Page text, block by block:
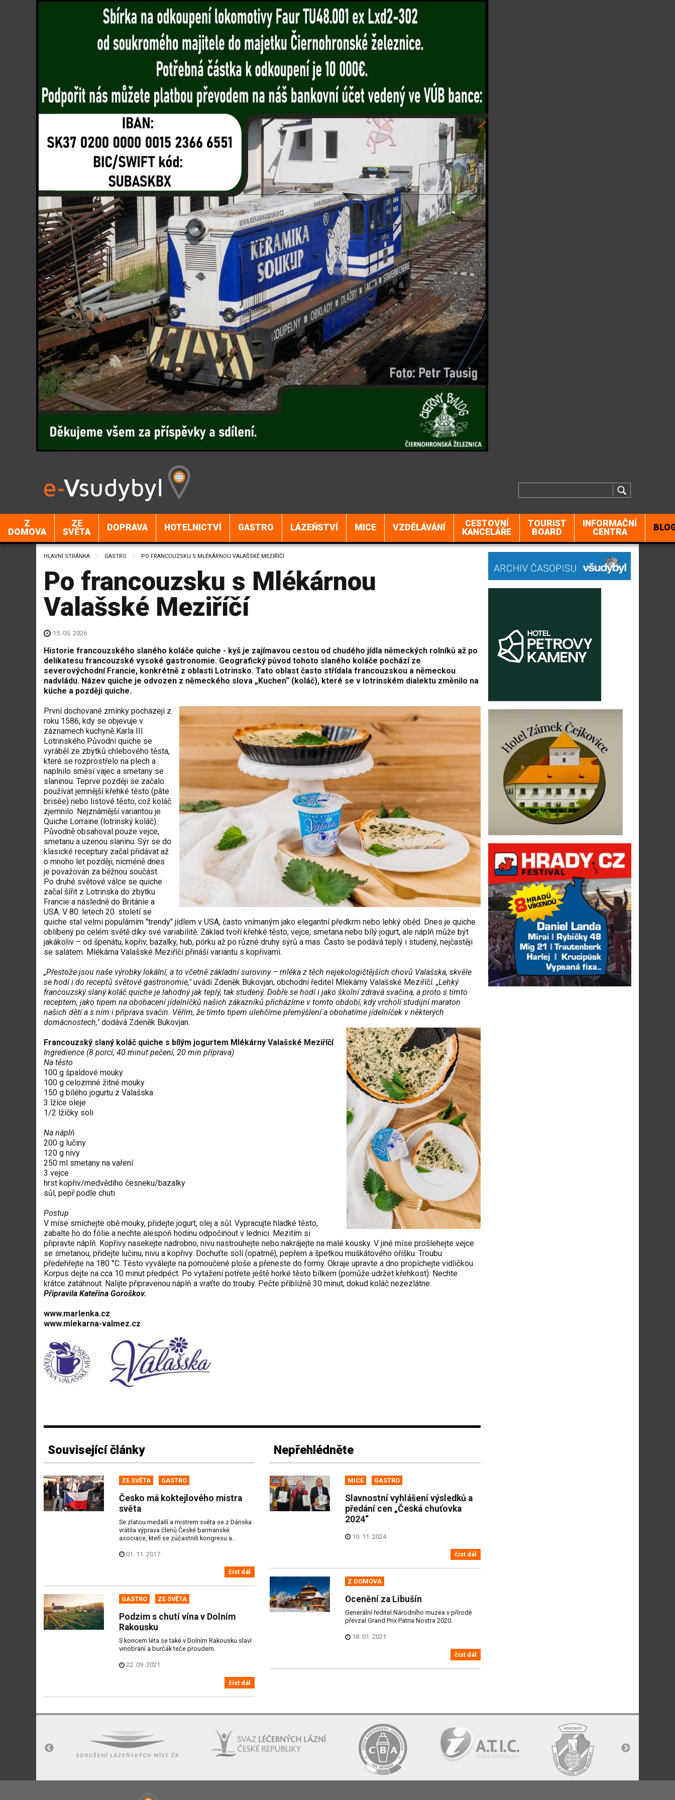
Z
DOMOVA
ZE
SVĚTA
DOPRAVA HOTELNICTVÍ GASTRO LÁZEŇSTVÍ MICE VZDĚLÁVÁNÍ
CESTOVNÍ
KANCELÁŘE
TOURIST
BOARD
INFORMAČNÍ
CENTRA
HLAVNÍ STRÁNKA GASTRO CURRENT:
PO FRANCOUZSKU S MLÉKÁRNOU VALAŠSKÉ MEZIŘÍČÍ
Po francouzsku s Mlékárnou
Valašské Meziříčí
15. 05. 2026
Historie francouzského slaného koláče quiche - kyš je zajímavou cestou od chudého jídla německých rolníků až po
delikatesu francouzské vysoké gastronomie. Geografický původ tohoto slaného koláče pochází ze
severovýchodní Francie, konkrétně z oblasti Lotrinsko. Tato oblast často střídala francouzskou a německou
nadvládu. Název quiche je odvozen z německého slova „Kuchen“ (koláč), které se v lotrinském dialektu změnilo na
küche a později quiche.
První dochované zmínky pocházejí z
roku 1586, kdy se objevuje v
záznamech kuchyně Karla III.
Lotrinského.Původní quiche se
vyráběl ze zbytků chlebového těsta,
které se rozprostřelo na plech a
naplnilo směsí vajec a smetany se
slaninou. Teprve později se začalo
používat jemnější křehké těsto (pâte
brisée) nebo listové těsto, což koláč
zjemnilo. Nejznámější variantou je
Quiche Lorraine (lotrinský koláč).
Původně obsahoval pouze vejce,
smetanu a uzenou slaninu. Sýr se do
klasické receptury začal přidávat až
o mnoho let později, nicméně dnes
je považován za běžnou součást.
Po druhé světové válce se quiche
začal šířit z Lotrinska do zbytku
Francie a následně do Británie a
USA. V 80. letech 20. století se
quiche stal velmi populárním "trendy" jídlem v USA, často vnímaným jako elegantní předkrm nebo lehký oběd. Dnes je quiche
oblíbený po celém světě díky své variabilitě. Základ tvoří křehké těsto, vejce, smetana nebo bílý jogurt, ale náplň může být
jakákoliv – od špenátu, kopřiv, bazalky, hub, pórku až po různé druhy sýrů a mas. Často se podává teplý i studený, nejčastěji
se salátem. Mlékárna Valašské Meziříčí přináší variantu s kopřivami.
„Přestože jsou naše výrobky lokální, a to včetně základní suroviny – mléka z těch nejekologičtějších chovů Valašska, skvěle
se hodí i do receptů světové gastronomie,"uvádí Zdeněk Bukovjan, obchodní ředitel Mlékárny Valašské Meziříčí. „Lehký
francouzský slaný koláč quiche je lahodný jak teplý, tak studený. Dobře se hodí i jako školní zdravá svačina, a proto s tímto
receptem, jako tipem na obohacení jídelníčků našich zákazníků přicházíme v tomto období, kdy vrcholí studijní maraton
našich dětí a s ním i příprava svačin. Věřím, že tímto tipem ulehčíme přemýšlení a obohatíme jídelníček v některých
domácnostech,"dodává Zdeněk Bukovjan.
Francouzský slaný koláč quiche s bílým jogurtem Mlékárny Valašské Meziříčí
Ingredience (8 porcí, 40 minut pečení, 20 min příprava)
Na těsto
100 g špaldové mouky
100 g celozrnné žitné mouky
150 g bílého jogurtu z Valašska
3 lžíce oleje
1/2 lžičky soli
Na náplň
200 g lučiny
120 g nivy
250 ml smetany na vaření
3 vejce
hrst kopřiv/medvědího česneku/bazalky
sůl, pepř podle chuti
Postup
V míse smíchejte obě mouky, přidejte jogurt, olej a sůl. Vypracujte hladké těsto,
zabalte ho do fólie a nechte alespoň hodinu odpočinout v lednici. Mezitím si
připravte náplň. Kopřivy nasekejte nadrobno, nivu nastrouhejte nebo nakrájejte na malé kousky. V jiné míse prošlehejte vejce
se smetanou, přidejte lučinu, nivu a kopřivy. Dochuťte solí (opatrně), pepřem a špetkou muškátového oříšku. Troubu
předehřejte na 180 °C. Těsto vyválejte na pomoučené ploše a přeneste do formy. Okraje upravte a dno propíchejte vidličkou.
Korpus dejte na cca 10 minut předpéct. Po vytažení potřete ještě horké těsto bílkem (pomůže udržet křehkost). Nechte
krátce zatáhnout. Nalijte připravenou náplň a vraťte do trouby. Pečte přibližně 30 minut, dokud koláč nezezlátne.
Připravila Kateřina Goroškov.
www.marlenka.cz
www.mlekarna-valmez.cz
Související články
ZE SVĚTA GASTRO
Česko má koktejlového mistra
světa
Se zlatou medailí a mistrem světa se z Dánska
vrátila výprava členů České barmanské
asociace, kteří se zúčastnili kongresu a...
01. 11. 2017
číst dál
GASTRO ZE SVĚTA
Podzim s chutí vína v Dolním
Rakousku
S koncem léta se také v Dolním Rakousku slaví
vinobraní a burčák teče proudem.
22. 09. 2021
číst dál
Nepřehlédněte
MICE GASTRO
Slavnostní vyhlášení výsledků a
předání cen „Česká chuťovka
2024“
10. 11. 2024
číst dál
Z DOMOVA
Ocenění za Libušín
Generální ředitel Národního muzea v přírodě
převzal Grand Prix Patria Nostra 2020.
18. 01. 2021
číst dál